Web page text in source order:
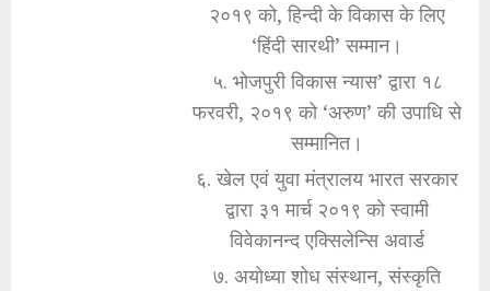
२०१९ को, हिन्दी के विकास के लिए
‘हिंदी सारथी’ सम्मान।
५. भोजपुरी विकास न्यास’ द्वारा १८
फरवरी, २०१९ को ‘अरुण’ की उपाधि से
सम्मानित।
६. खेल एवं युवा मंत्रालय भारत सरकार
द्वारा ३१ मार्च २०१९ को स्वामी
विवेकानन्द एक्सिलेन्सि अवार्ड
७. अयोध्या शोध संस्थान, संस्कृति